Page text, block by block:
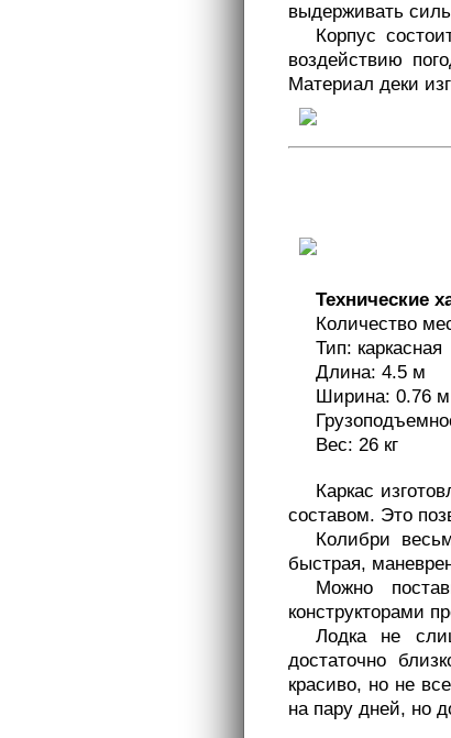
выдерживать
Корпус
воздействию
Материал деки
Технические
Количество
Тип: каркасная
Длина: 4.5 м
Ширина: 0.76 м
Вес: 26 кг
Каркас
составом. Это
Колибри
быстрая,
Можно
конструкторами
Лодка не
достаточно
красиво, но не
на пару дней, но